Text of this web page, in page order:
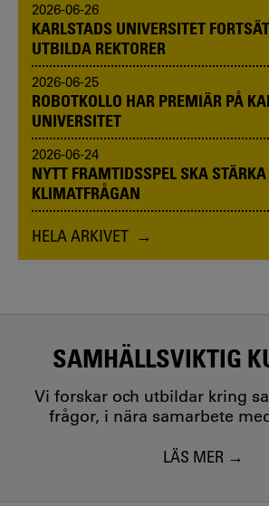
2026-06-26
KARLSTADS UNIVERSITET
UTBILDA REKTORER
2026-06-25
ROBOTKOLLO HAR PREMIÄR PÅ
UNIVERSITET
2026-06-24
NYTT FRAMTIDSSPEL SKA
KLIMATFRÅGAN
HELA ARKIVET
SAMHÄLLSVIKTIG
Vi forskar och utbildar kring
frågor, i nära samarbete
LÄS MER